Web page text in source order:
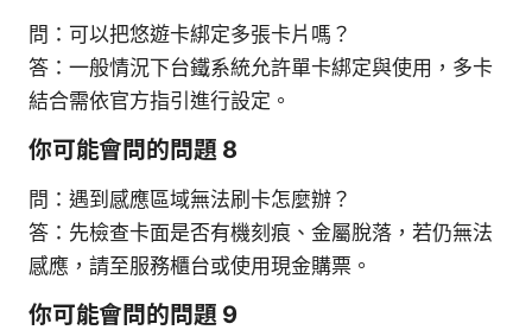
問：可以把悠遊卡綁定多張卡片嗎？
答：一般情況下台鐵系統允許單卡綁定與使用，多卡
結合需依官方指引進行設定。
你可能會問的問題 8
問：遇到感應區域無法刷卡怎麼辦？
答：先檢查卡面是否有機刻痕、金屬脫落，若仍無法
感應，請至服務櫃台或使用現金購票。
你可能會問的問題 9